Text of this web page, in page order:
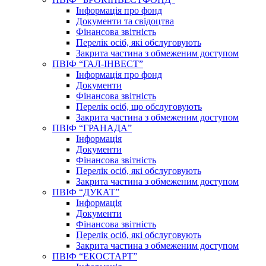
Інформація про фонд
Документи та свідоцтва
Фінансова звітність
Перелік осіб, які обслуговують
Закрита частина з обмеженим доступом
ПВІФ “ГАЛ-ІНВЕСТ”
Інформація про фонд
Документи
Фінансова звітність
Перелік осіб, що обслуговують
Закрита частина з обмеженим доступом
ПВІФ “ГРАНАДА”
Інформація
Документи
Фінансова звітність
Перелік осіб, які обслуговують
Закрита частина з обмеженим доступом
ПВІФ “ДУКАТ”
Інформація
Документи
Фінансова звітність
Перелік осіб, які обслуговують
Закрита частина з обмеженим доступом
ПВІФ “ЕКОСТАРТ”